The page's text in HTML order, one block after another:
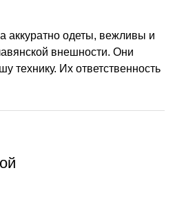
аккуратно одеты, вежливы и
внешности. Они
технику. Их ответственность